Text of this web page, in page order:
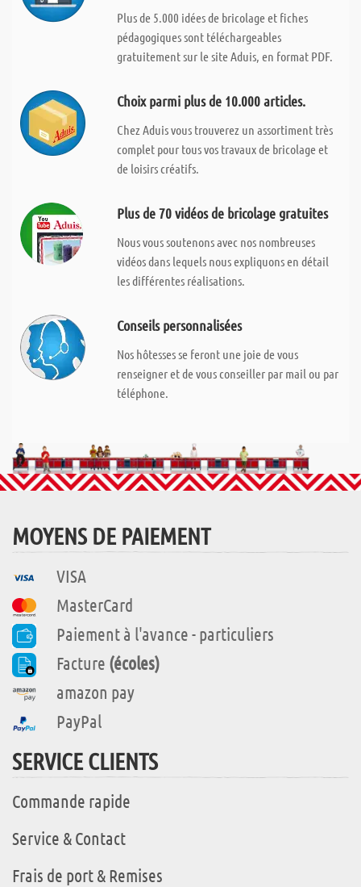
Plus de 5.000 idées de bricolage et fiches
pédagogiques sont téléchargeables
gratuitement sur le site Aduis, en format PDF.
Choix parmi plus de 10.000 articles.
Chez Aduis vous trouverez un assortiment très
complet pour tous vos travaux de bricolage et
de loisirs créatifs.
Plus de 70 vidéos de bricolage gratuites
Nous vous soutenons avec nos nombreuses
vidéos dans lequels nous expliquons en détail
les différentes réalisations.
Conseils personnalisées
Nos hôtesses se feront une joie de vous
renseigner et de vous conseiller par mail ou par
téléphone.
MOYENS DE PAIEMENT
VISA
MasterCard
Paiement à l'avance - particuliers
Facture (écoles)
amazon pay
PayPal
SERVICE CLIENTS
Commande rapide
Service & Contact
Frais de port & Remises